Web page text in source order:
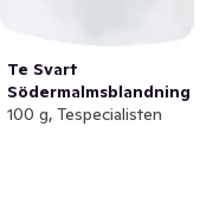
Te Svart
Södermalmsblandning
100 g, Tespecialisten